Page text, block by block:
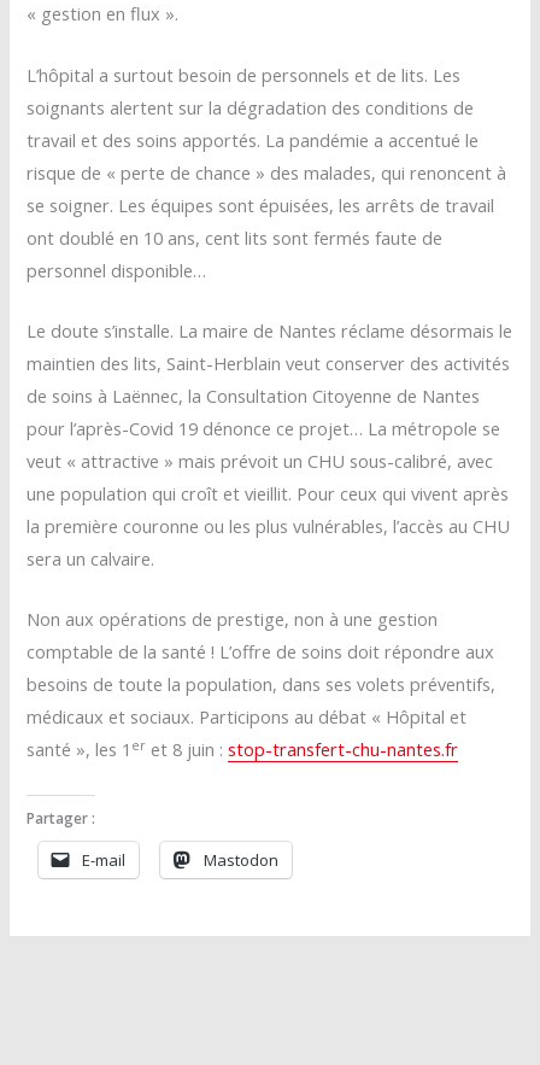
« gestion en flux ».
L’hôpital a surtout besoin de personnels et de lits. Les
soignants alertent sur la dégradation des conditions de
travail et des soins apportés. La pandémie a accentué le
risque de « perte de chance » des malades, qui renoncent à
se soigner. Les équipes sont épuisées, les arrêts de travail
ont doublé en 10 ans, cent lits sont fermés faute de
personnel disponible…
Le doute s’installe. La maire de Nantes réclame désormais le
maintien des lits, Saint-Herblain veut conserver des activités
de soins à Laënnec, la Consultation Citoyenne de Nantes
pour l’après-Covid 19 dénonce ce projet… La métropole se
veut « attractive » mais prévoit un CHU sous-calibré, avec
une population qui croît et vieillit. Pour ceux qui vivent après
la première couronne ou les plus vulnérables, l’accès au CHU
sera un calvaire.
Non aux opérations de prestige, non à une gestion
comptable de la santé ! L’offre de soins doit répondre aux
besoins de toute la population, dans ses volets préventifs,
médicaux et sociaux. Participons au débat « Hôpital et
santé », les 1 er et 8 juin :stop-transfert-chu-nantes.fr
Partager :
E-mail Mastodon